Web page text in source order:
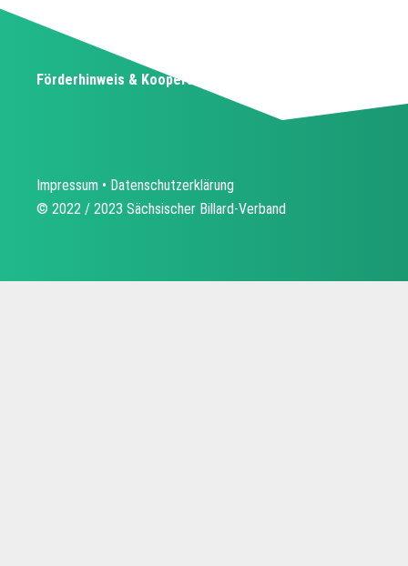
Förderhinweis & Kooperationspartner
Impressum • Datenschutzerklärung
© 2022 / 2023 Sächsischer Billard-Verband